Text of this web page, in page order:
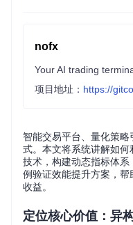
nofx
项目地址： https://
智能交易平台、量化策
式。本文将系统讲解如
技术，构建动态指标体
例验证效能提升方案，
收益。
定位核心价值：异